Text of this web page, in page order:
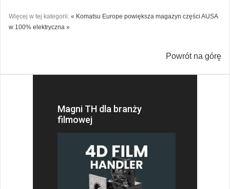
Więcej w tej kategorii: « Komatsu Europe powiększa magazyn części AUSA
w 100% elektryczna »
Powrót na górę
Magni TH dla branży
filmowej